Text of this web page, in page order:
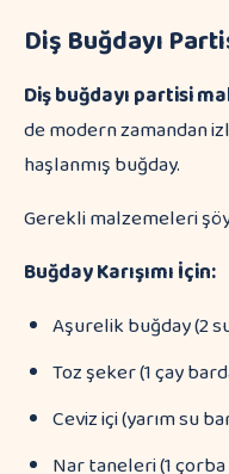
Diş Buğdayı
Diş buğdayı partisi
de modern zamandan
haşlanmış buğday.
Gerekli malzemeleri
Buğday Karışımı İçin:
Aşurelik buğday (2
Toz şeker (1 çay
Ceviz içi (yarım su
Nar taneleri (1 çorba